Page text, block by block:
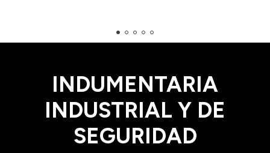
- Doble banda de 360° en mangas
•Capucha fija con cinta reflectiva en su parte Trasera
- Cuello alto con cierre, bloquea el ingreso de viento y
INDUMENTARIA
INDUSTRIAL Y DE
SEGURIDAD